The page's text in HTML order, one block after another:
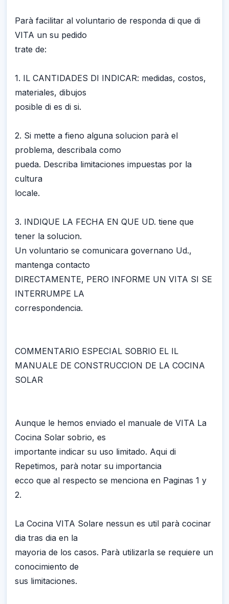
Parà facilitar al voluntario de responda di que di
VITA un su pedido
trate de:
1. IL CANTIDADES DI INDICAR: medidas, costos,
materiales, dibujos
posible di es di si.
2. Si mette a fieno alguna solucion parà el
problema, describala como
pueda. Describa limitaciones impuestas por la
cultura
locale.
3. INDIQUE LA FECHA EN QUE UD. tiene que
tener la solucion.
Un voluntario se comunicara governano Ud.,
mantenga contacto
DIRECTAMENTE, PERO INFORME UN VITA SI SE
INTERRUMPE LA
correspondencia.
COMMENTARIO ESPECIAL SOBRIO EL IL
MANUALE DE CONSTRUCCION DE LA COCINA
SOLAR
Aunque le hemos enviado el manuale de VITA La
Cocina Solar sobrio, es
importante indicar su uso limitado. Aqui di
Repetimos, parà notar su importancia
ecco que al respecto se menciona en Paginas 1 y
2.
La Cocina VITA Solare nessun es util parà cocinar
dia tras dia en la
mayoria de los casos. Parà utilizarla se requiere un
conocimiento de
sus limitaciones.